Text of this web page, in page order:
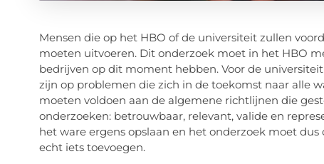
Mensen die op het HBO of de universiteit zullen
moeten uitvoeren. Dit onderzoek moet in het HBO
bedrijven op dit moment hebben. Voor de
zijn op problemen die zich in de toekomst naar alle
moeten voldoen aan de algemene richtlijnen die
onderzoeken: betrouwbaar, relevant, valide en
het ware ergens opslaan en het onderzoek moet
echt iets toevoegen.